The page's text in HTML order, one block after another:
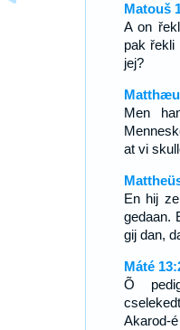
Matouš
A on
pak
jej?
Men
at vi
En hij
gedaan.
gij dan,
Máté
Õ
Akarod-